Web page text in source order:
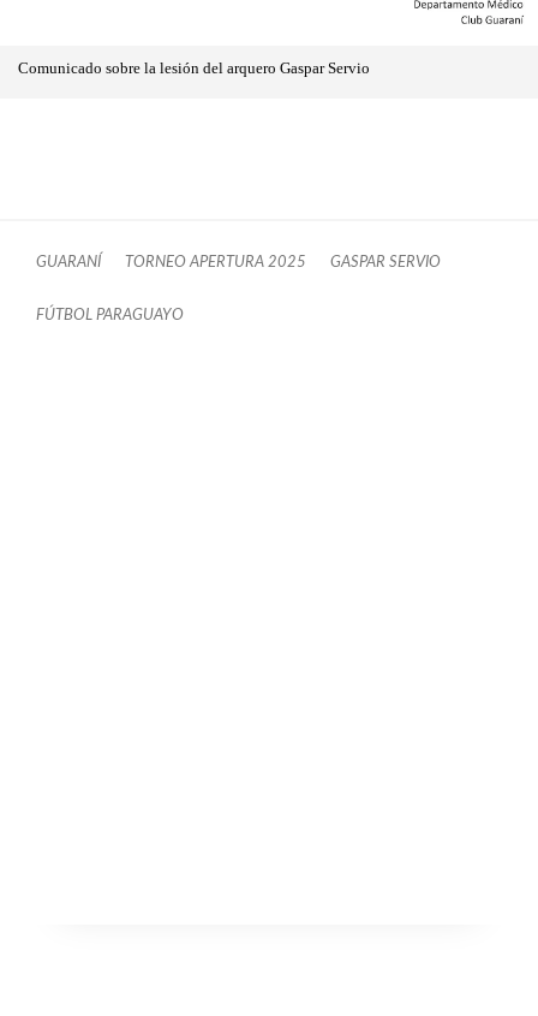
Comunicado sobre la lesión del arquero Gaspar Servio
GUARANÍ TORNEO APERTURA 2025 GASPAR SERVIO
FÚTBOL PARAGUAYO